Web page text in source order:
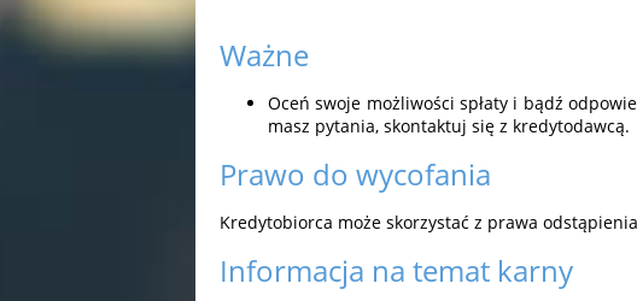
Ważne
Oceń swoje możliwości spłaty i bądź
masz pytania, skontaktuj się z kredytodawcą.
Prawo do wycofania
Kredytobiorca może skorzystać z prawa
Informacja na temat karny